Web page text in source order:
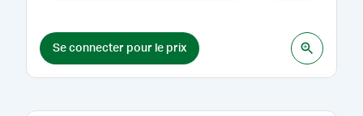
Se connecter pour le prix